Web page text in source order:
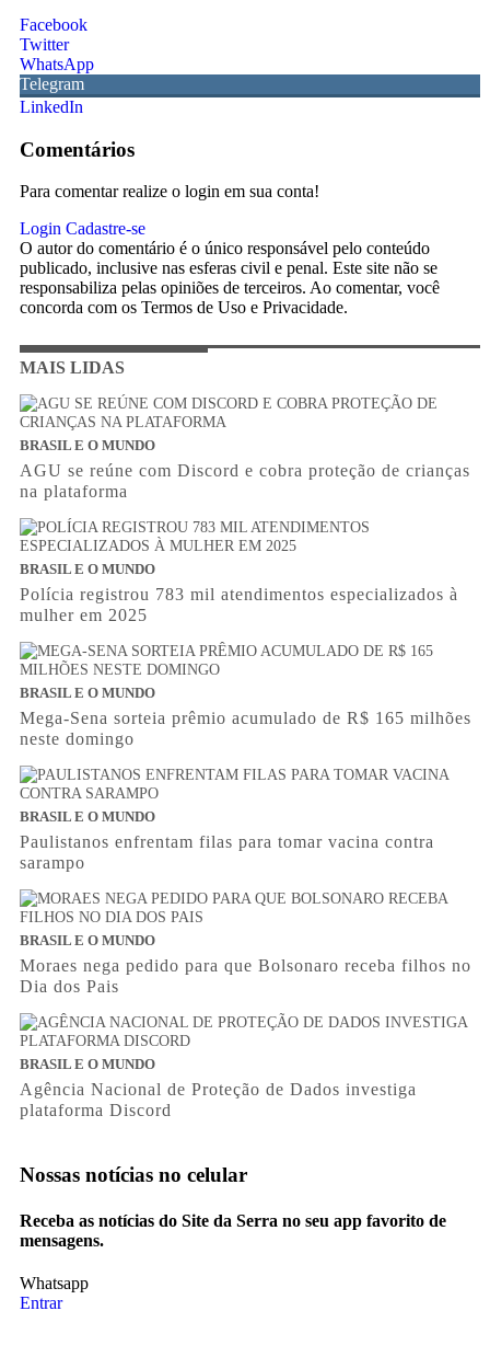
Facebook
Twitter
WhatsApp
Telegram
LinkedIn
Comentários
Para comentar realize o login em sua conta!
Login Cadastre-se
O autor do comentário é o único responsável pelo conteúdo
publicado, inclusive nas esferas civil e penal. Este site não se
responsabiliza pelas opiniões de terceiros. Ao comentar, você
concorda com os Termos de Uso e Privacidade.
MAIS LIDAS
BRASIL E O MUNDO
AGU se reúne com Discord e cobra proteção de crianças
na plataforma
BRASIL E O MUNDO
Polícia registrou 783 mil atendimentos especializados à
mulher em 2025
BRASIL E O MUNDO
Mega-Sena sorteia prêmio acumulado de R$ 165 milhões
neste domingo
BRASIL E O MUNDO
Paulistanos enfrentam filas para tomar vacina contra
sarampo
BRASIL E O MUNDO
Moraes nega pedido para que Bolsonaro receba filhos no
Dia dos Pais
BRASIL E O MUNDO
Agência Nacional de Proteção de Dados investiga
plataforma Discord
Nossas notícias no celular
Receba as notícias do Site da Serra no seu app favorito de
mensagens.
Whatsapp
Entrar